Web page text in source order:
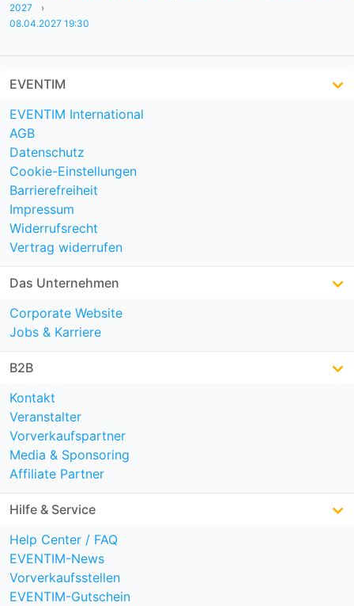
2027
08.04.2027 19:30
EVENTIM
EVENTIM International
AGB
Datenschutz
Cookie-Einstellungen
Barrierefreiheit
Impressum
Widerrufsrecht
Vertrag widerrufen
Das Unternehmen
Corporate Website
Jobs & Karriere
B2B
Kontakt
Veranstalter
Vorverkaufspartner
Media & Sponsoring
Affiliate Partner
Hilfe & Service
Help Center / FAQ
EVENTIM-News
Vorverkaufsstellen
EVENTIM-Gutschein